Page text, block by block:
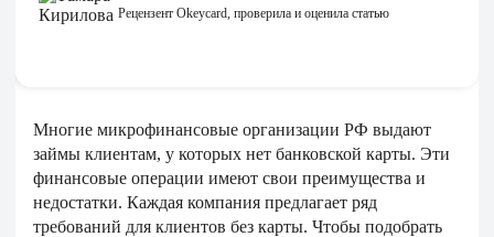
Рецензент Okeycard, проверила и оценила статью
Многие микрофинансовые организации РФ выдают
займы клиентам, у которых нет банковской карты. Эти
финансовые операции имеют свои преимущества и
недостатки. Каждая компания предлагает ряд
требований для клиентов без карты. Чтобы подобрать